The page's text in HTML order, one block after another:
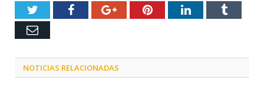
TwitterFacebookGoogle+PinterestLinkedInTumblr
Email
NOTICIAS RELACIONADAS